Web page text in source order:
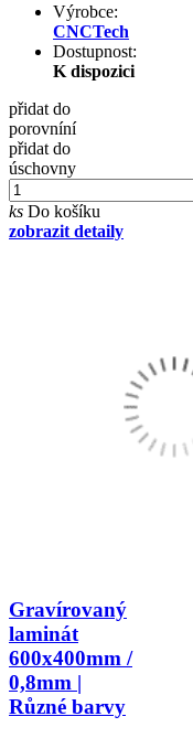
Výrobce:
CNCTech
Dostupnost:
K dispozici
přidat do
porovníní
přidat do
úschovny
ks Do košíku
zobrazit detaily
Gravírovaný
laminát
600x400mm /
0,8mm |
Různé barvy